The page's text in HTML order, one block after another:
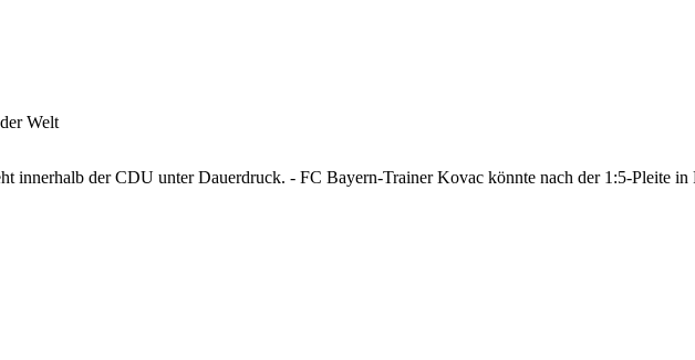
Welt
innerhalb der CDU unter Dauerdruck. - FC Bayern-Trainer Kovac könnte nach der 1:5-Pleite in